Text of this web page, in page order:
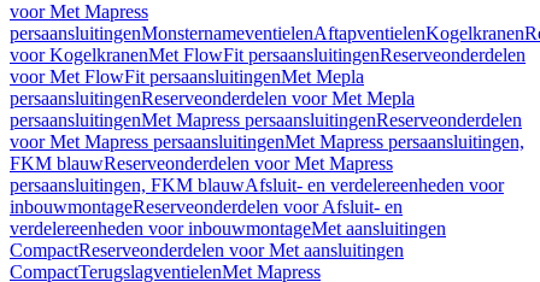
voor Met Mapress
persaansluitingenMonsternameventielenAftapventielenKogelkranen
voor KogelkranenMet FlowFit persaansluitingenReserveonderdelen
voor Met FlowFit persaansluitingenMet Mepla
persaansluitingenReserveonderdelen voor Met Mepla
persaansluitingenMet Mapress persaansluitingenReserveonderdelen
voor Met Mapress persaansluitingenMet Mapress persaansluitingen,
FKM blauwReserveonderdelen voor Met Mapress
persaansluitingen, FKM blauwAfsluit- en verdelereenheden voor
inbouwmontageReserveonderdelen voor Afsluit- en
verdelereenheden voor inbouwmontageMet aansluitingen
CompactReserveonderdelen voor Met aansluitingen
CompactTerugslagventielenMet Mapress